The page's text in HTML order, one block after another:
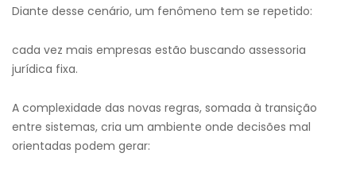
Diante desse cenário, um fenômeno tem se repetido:
cada vez mais empresas estão buscando assessoria
jurídica fixa.
A complexidade das novas regras, somada à transição
entre sistemas, cria um ambiente onde decisões mal
orientadas podem gerar: